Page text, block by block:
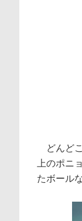
どんど
上のポニ
たボール